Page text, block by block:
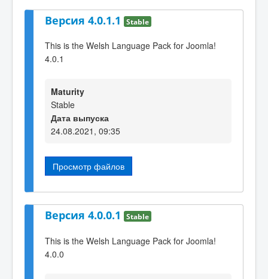
Версия 4.0.1.1 Stable
This is the Welsh Language Pack for Joomla!
4.0.1
Maturity
Stable
Дата выпуска
24.08.2021, 09:35
Просмотр файлов
Версия 4.0.0.1 Stable
This is the Welsh Language Pack for Joomla!
4.0.0